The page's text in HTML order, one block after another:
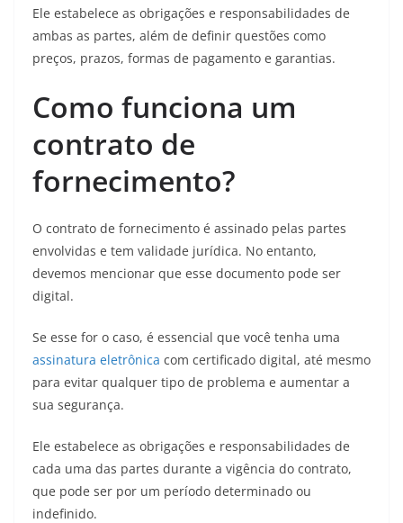
Ele estabelece as obrigações e responsabilidades de
ambas as partes, além de definir questões como
preços, prazos, formas de pagamento e garantias.
Como funciona um
contrato de
fornecimento?
O contrato de fornecimento é assinado pelas partes
envolvidas e tem validade jurídica. No entanto,
devemos mencionar que esse documento pode ser
digital.
Se esse for o caso, é essencial que você tenha uma
assinatura eletrônica com certificado digital, até mesmo
para evitar qualquer tipo de problema e aumentar a
sua segurança.
Ele estabelece as obrigações e responsabilidades de
cada uma das partes durante a vigência do contrato,
que pode ser por um período determinado ou
indefinido.